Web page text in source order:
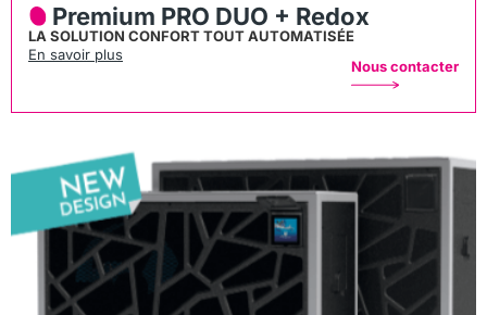
Premium PRO DUO + Redox
LA SOLUTION CONFORT TOUT AUTOMATISÉE
En savoir plus
Nous contacter